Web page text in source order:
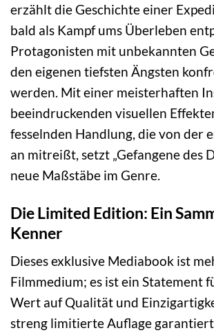
erzählt die Geschichte einer
bald als Kampf ums Überleben
Protagonisten mit unbekannten
den eigenen tiefsten Ängsten
werden. Mit einer meisterhaften
beeindruckenden visuellen
fesselnden Handlung, die von der
an mitreißt, setzt „Gefangene des
neue Maßstäbe im Genre.
Die Limited Edition: Ein
Kenner
Dieses exklusive Mediabook ist
Filmmedium; es ist ein Statement
Wert auf Qualität und
streng limitierte Auflage